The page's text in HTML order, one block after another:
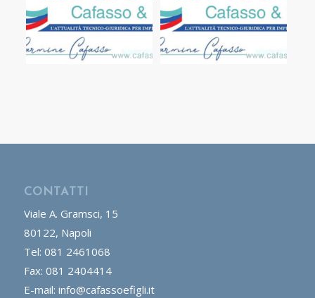
CONTATTI
Viale A. Gramsci, 15
80122, Napoli
Tel: 081 2461068
Fax: 081 2404414
E-mail: info@cafassoefigli.it